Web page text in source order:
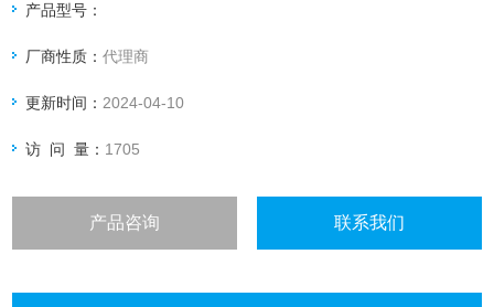
产品型号：
厂商性质：代理商
更新时间： 2024-04-10
访 问 量： 1705
产品咨询 联系我们